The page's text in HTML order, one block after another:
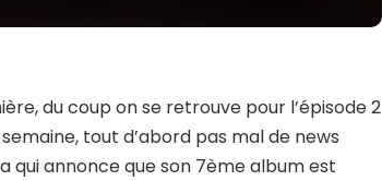
du coup on se retrouve pour l’épisode 2
tout d’abord pas mal de news
annonce que son 7ème album est